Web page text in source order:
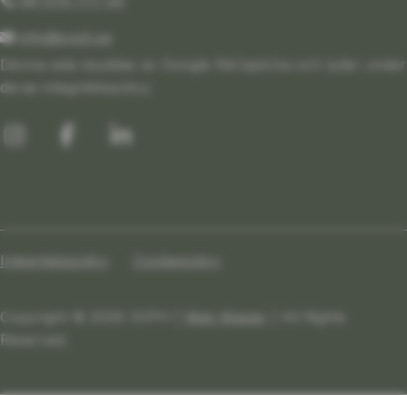
Denna sida skyddas av Google ReCaptcha och lyder under
deras integritetspolicy.
Copyright © 2026 SVPH | Web Master
Reserved.
Integritetspolicy